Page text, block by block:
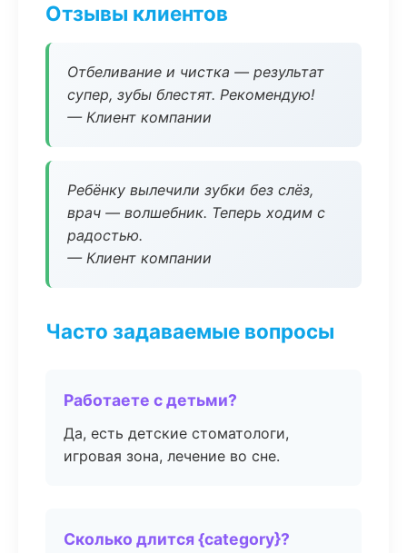
Отзывы клиентов
Отбеливание и чистка — результат
супер, зубы блестят. Рекомендую!
— Клиент компании
Ребёнку вылечили зубки без слёз,
врач — волшебник. Теперь ходим с
радостью.
— Клиент компании
Часто задаваемые вопросы
Работаете с детьми?
Да, есть детские стоматологи,
игровая зона, лечение во сне.
Сколько длится {category}?